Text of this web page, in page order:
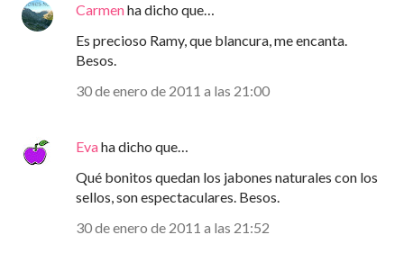
Carmenha dicho que…
Es precioso Ramy, que blancura, me encanta.
Besos.
30 de enero de 2011 a las 21:00
Evaha dicho que…
Qué bonitos quedan los jabones naturales con los
sellos, son espectaculares. Besos.
30 de enero de 2011 a las 21:52